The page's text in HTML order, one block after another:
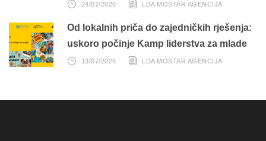
24/07/2026 LDA MOSTAR AGENCIJA
Od lokalnih priča do zajedničkih rješenja:
uskoro počinje Kamp liderstva za mlade
13/07/2026 LDA MOSTAR AGENCIJA